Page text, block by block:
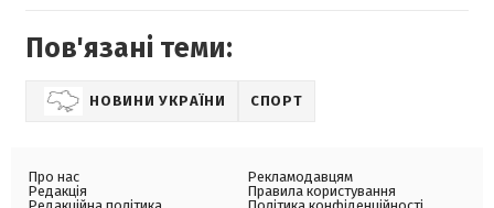
Пов'язані теми:
НОВИНИ УКРАЇНИ СПОРТ
Про нас
Редакція
Рекламодавцям
Правила користування